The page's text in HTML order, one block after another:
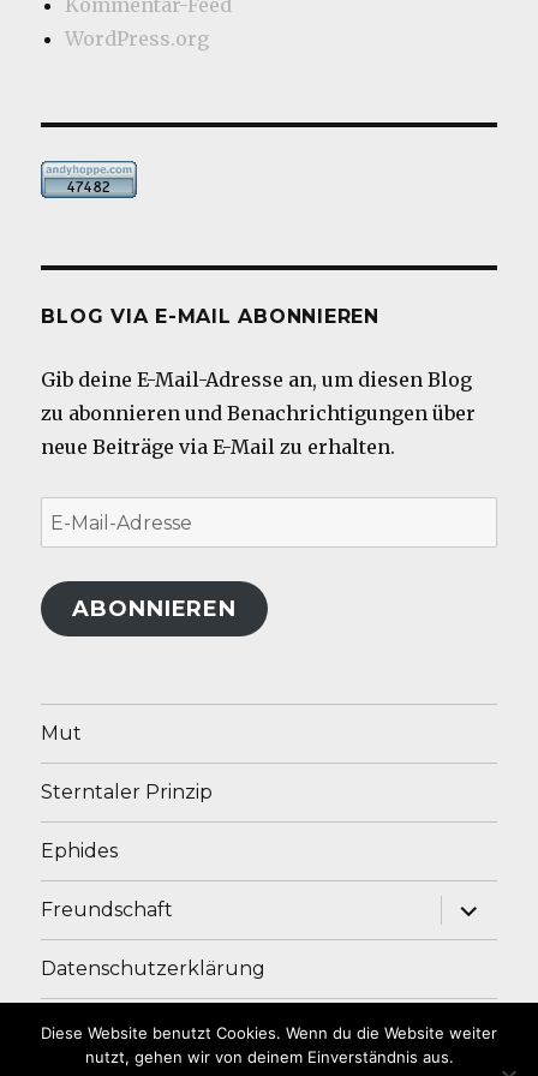
WordPress.org
BLOG VIA E-MAIL ABONNIEREN
Gib deine E-Mail-Adresse an, um diesen Blog
zu abonnieren und Benachrichtigungen über
neue Beiträge via E-Mail zu erhalten.
E-
Mail-
Adresse
ABONNIEREN
Mut
Sterntaler Prinzip
Ephides
Freundschaft
Datenschutzerklärung
Impressum
Diese Website benutzt Cookies. Wenn du die Website weiter
nutzt, gehen wir von deinem Einverständnis aus.